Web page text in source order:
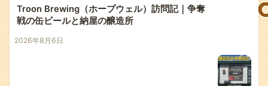
Troon Brewing（ホープウェル）訪問記｜争奪
戦の缶ビールと納屋の醸造所
2026年8月6日